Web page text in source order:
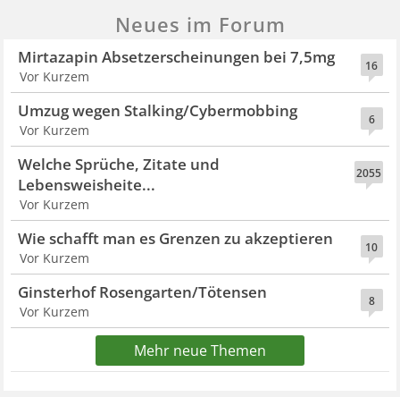
Neues im Forum
16
Mirtazapin Absetzerscheinungen bei 7,5mg
Vor Kurzem
6
Umzug wegen Stalking/Cybermobbing
Vor Kurzem
2055
Welche Sprüche, Zitate und
Lebensweisheite...
Vor Kurzem
10
Wie schafft man es Grenzen zu akzeptieren
Vor Kurzem
8
Ginsterhof Rosengarten/Tötensen
Vor Kurzem
Mehr neue Themen